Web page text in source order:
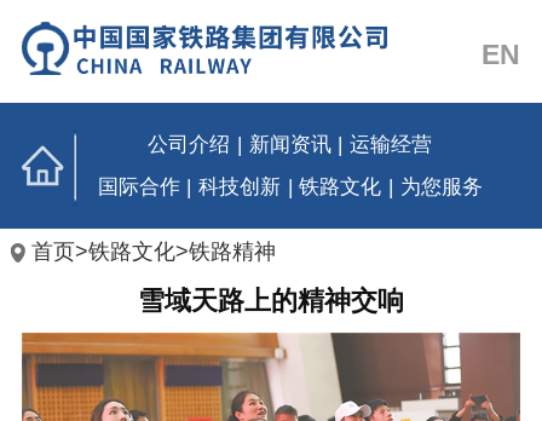
EN
公司介绍 新闻资讯
运输经营
国际合作 | 科技创新 | 铁路文化 | 为您服务
首页>铁路文化>铁路精神
雪域天路上的精神交响